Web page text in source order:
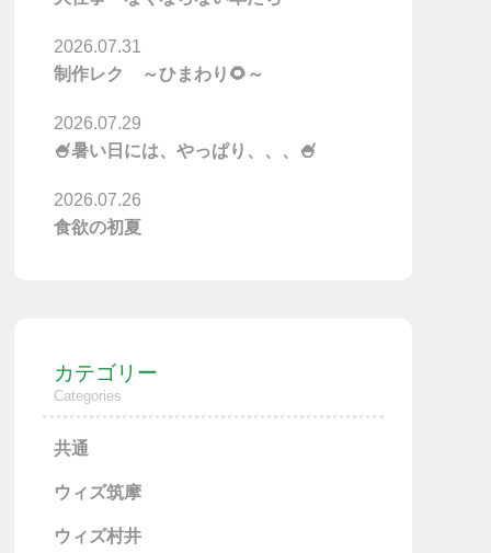
制作レク ～ひまわり🌻～
2026.07.31
🍧暑い日には、やっぱり、、、🍧
2026.07.29
食欲の初夏
2026.07.26
カテゴリー
Categories
共通
ウィズ筑摩
ウィズ村井